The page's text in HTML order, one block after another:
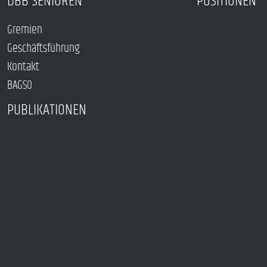
Gremien
Geschäftsführung
Kontakt
BAGSO
PUBLIKATIONEN